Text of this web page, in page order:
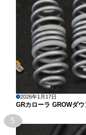
2026年1月17日
GRカローラ GROWダ
5